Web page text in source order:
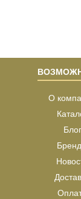
О
Блог